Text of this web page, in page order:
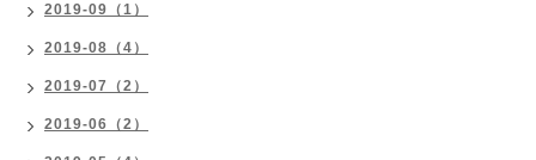
2019-09（1）
2019-08（4）
2019-07（2）
2019-06（2）